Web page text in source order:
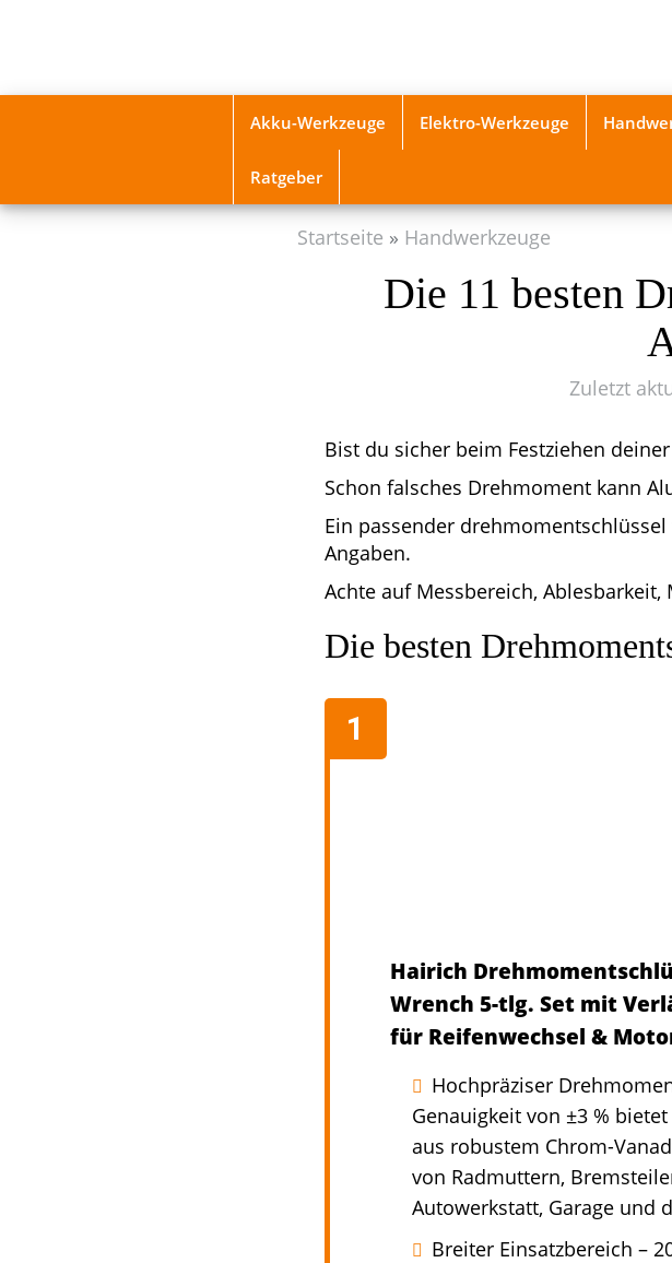
content
Akku-Werkzeuge Elektro-Werkzeuge
Ratgeber
Startseite Handwerkzeuge
Die 11 besten
Zuletzt
Bist du sicher beim Festziehen deiner
Schon falsches Drehmoment kann
Ein passender
Angaben.
Achte auf Messbereich,
Die besten
Hairich
Wrench 5-tlg. Set mit
für Reifenwechsel &
Hochpräziser
Genauigkeit von ±3 %
aus robustem Chrom-
von Radmuttern,
Autowerkstatt, Garage und
Breiter Einsatzbereich –